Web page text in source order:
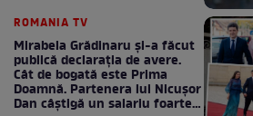
ROMANIA TV
Mirabela Grădinaru și-a făcut
publică declarația de avere.
Cât de bogată este Prima
Doamnă. Partenera lui Nicușor
Dan câștigă un salariu foarte